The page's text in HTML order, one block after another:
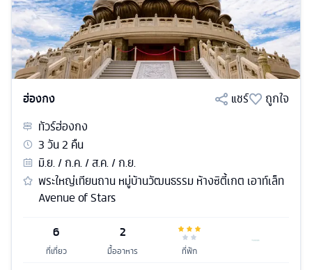
ฮ่องกง แชร์
ถูกใจ
ทัวร์ฮ่องกง
3วัน2 คืน
มิ.ย. / ก.ค. / ส.ค. / ก.ย.
พระใหญ่เทียนถาน หมู่บ้านวัฒนธรรม ห้างซิตี้เกต เอาท์เล็ท
Avenue of Stars
6
ที่เที่ยว
2
มื้ออาหาร ที่พัก